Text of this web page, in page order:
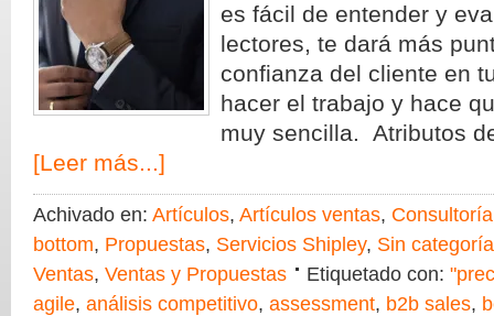
es fácil de entender y
lectores, te dará más
confianza del cliente en
hacer el trabajo y hace
muy sencilla. Atributos
[Leer más...]
Achivado en: Artículos, Artículos ventas, Consultoría
bottom, Propuestas, Servicios Shipley, Sin categoría
Ventas, Ventas y Propuestas Etiquetado con:
agile, análisis competitivo, assessment, b2b sales,